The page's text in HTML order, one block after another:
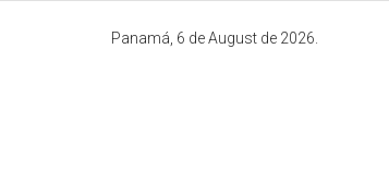
Panamá, 6 de August de 2026.